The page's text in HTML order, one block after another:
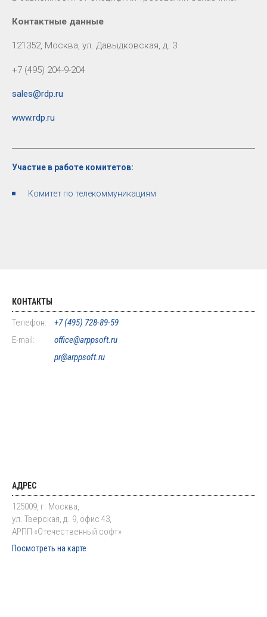
Контактные данные
121352, Москва, ул. Давыдковская, д. 3
+7 (495) 204-9-204
sales@rdp.ru
www.rdp.ru
Участие в работе комитетов:
Комитет по телекоммуникациям
КОНТАКТЫ
Телефон:
+7 (495) 728-89-59
E-mail:
office@arppsoft.ru
pr@arppsoft.ru
АДРЕС
125009, г. Москва,
ул. Тверская, д. 9, офис 43,
АРПП «Отечественный софт»
Посмотреть на карте